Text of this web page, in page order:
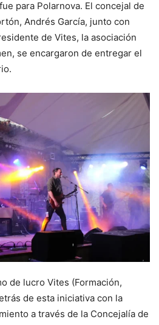
para Polarnova. El concejal de
Andrés García, junto con
de Vites, la asociación
se encargaron de entregar el
de lucro Vites (Formación,
de esta iniciativa con la
a través de la Concejalía de